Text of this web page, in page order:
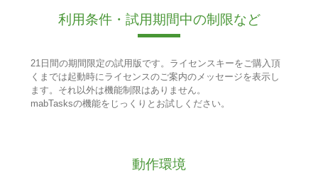
利用条件・試用期間中の制限など
21日間の期間限定の試用版です。ライセンスキーをご購入頂
くまでは起動時にライセンスのご案内のメッセージを表示し
ます。それ以外は機能制限はありません。
mabTasksの機能をじっくりとお試しください。
動作環境